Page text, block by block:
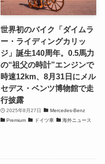
世界初のバイク「ダイムラ
ー・ライディングカリッ
ジ」誕生140周年。0.5馬力
の“祖父の時計”エンジンで
時速12km、8月31日にメル
セデス・ベンツ博物館で走
行披露
2025年8月27日
Mercedes-Benz
Premium
ドイツ車 海外ニュース